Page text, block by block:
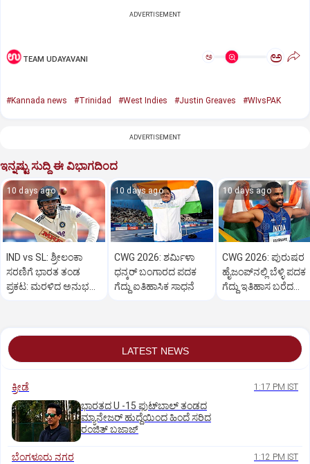
ADVERTISEMENT
TEAM UDAYAVANI ಅ ಅ
#Kannada news #Trinidad #West Indies #Justin Greaves #WIvsPAK
ADVERTISEMENT
ಇನ್ನಷ್ಟು ಸುದ್ದಿ ಈ ವಿಭಾಗದಿಂದ
10 days ago
IND vs SL: ಶ್ರೀಲಂಕಾ
ಸರಣಿಗೆ ಭಾರತ ತಂಡ
ಪ್ರಕಟ: ಮರಳಿದ ಅನುಭವಿ
10 days ago
CWG 2026: ಶರ್ಮಿಳಾ
ಧನ್ಕರ್ ಬಂಗಾರದ ಪದಕ
ಗೆದ್ದು ಐತಿಹಾಸಿಕ ಸಾಧನೆ
10 days ago
CWG 2026: ಪುರುಷರ
ಹೈಜಂಪ್‌ನಲ್ಲಿ ಬೆಳ್ಳಿ ಪದಕ
ಗೆದ್ದು ಇತಿಹಾಸ ಬರೆದ
LATEST NEWS
ಕ್ರೀಡೆ 1:17 PM IST
ಭಾರತದ U -15 ಫುಟ್‌ಬಾಲ್ ತಂಡದ
ಮ್ಯಾನೇಜರ್‌ ಹುದ್ದೆಯಿಂದ ಹಿಂದೆ ಸರಿದ
ರಂಜಿತ್‌ ಬಜಾಜ್‌
ಬೆಂಗಳೂರು ನಗರ 1:12 PM IST